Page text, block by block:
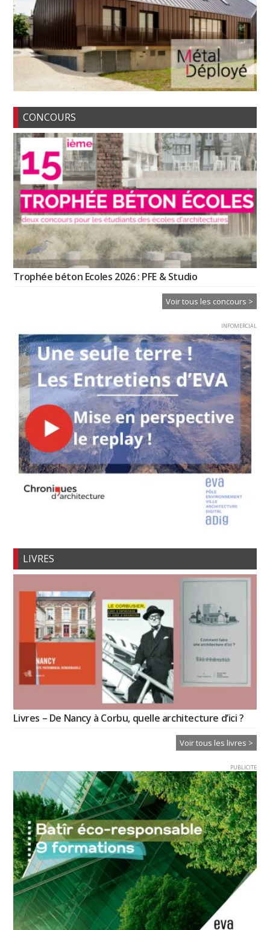
CONCOURS
Trophée béton Ecoles 2026 : PFE & Studio
Voir tous les concours >
INFOMERCIAL
LIVRES
Livres – De Nancy à Corbu, quelle architecture d’ici ?
Voir tous les livres >
PUBLICITE